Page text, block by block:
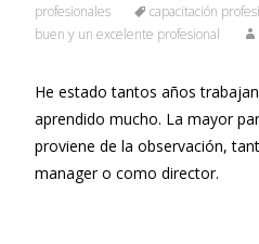
profesionales
capacitación
buen y un excelente profesional
He estado tantos años
aprendido mucho. La mayor
proviene de la observación,
manager o como director.